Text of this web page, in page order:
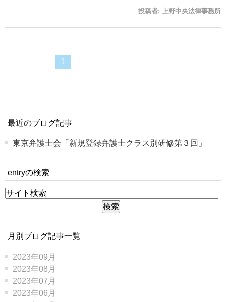
投稿者: 上野中央法律事務所
1
最近のブログ記事
東京弁護士会「新規登録弁護士クラス別研修第３回」
entryの検索
月別ブログ記事一覧
2023年09月
2023年08月
2023年07月
2023年06月